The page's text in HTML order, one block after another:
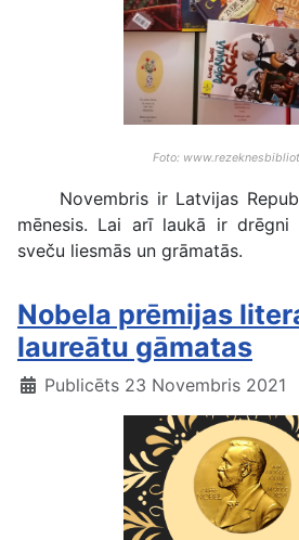
Foto:
Novembris ir Latvijas
mēnesis. Lai arī laukā ir drēgni
sveču liesmās un grāmatās.
Nobela prēmijas
laureātu gāmatas
Publicēts 23 Novembris 2021